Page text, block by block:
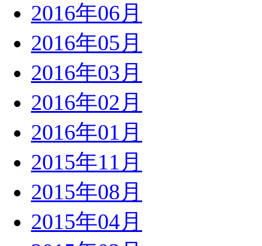
2016年06月
2016年05月
2016年03月
2016年02月
2016年01月
2015年11月
2015年08月
2015年04月